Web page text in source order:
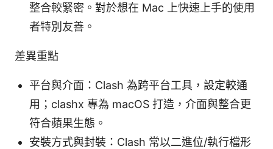
整合較緊密。對於想在 Mac 上快速上手的使用
者特別友善。
差異重點
平台與介面：Clash 為跨平台工具，設定較通
用；clashx 專為 macOS 打造，介面與整合更
符合蘋果生態。
安裝方式與封裝：Clash 常以二進位/執行檔形